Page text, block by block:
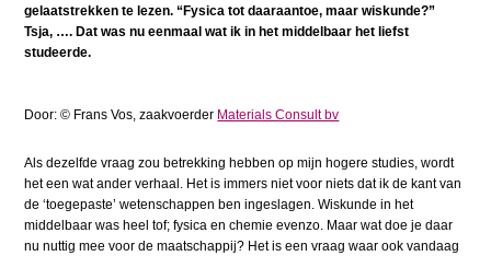
gelaatstrekken te lezen. “Fysica tot daaraantoe, maar wiskunde?”
Tsja, …. Dat was nu eenmaal wat ik in het middelbaar het liefst
studeerde.
Door: © Frans Vos, zaakvoerder Materials Consult bv
Als dezelfde vraag zou betrekking hebben op mijn hogere studies, wordt
het een wat ander verhaal. Het is immers niet voor niets dat ik de kant van
de ‘toegepaste’ wetenschappen ben ingeslagen. Wiskunde in het
middelbaar was heel tof; fysica en chemie evenzo. Maar wat doe je daar
nu nuttig mee voor de maatschappij? Het is een vraag waar ook vandaag